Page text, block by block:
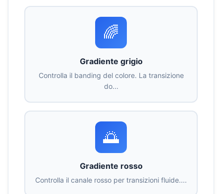
🌈
Gradiente grigio
Controlla il banding del colore. La transizione
do...
🌅
Gradiente rosso
Controlla il canale rosso per transizioni fluide....